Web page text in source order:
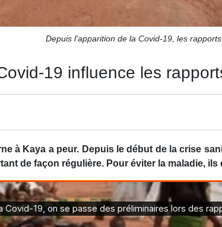
Depuis l'apparition de la Covid-19, les
19 influence les
à Kaya a peur. Depuis le début de la crise
de façon régulière. Pour éviter la maladie,